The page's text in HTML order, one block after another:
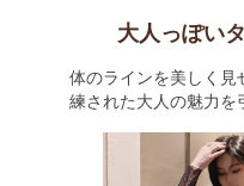
大人っぽい
体のラインを美しく見
練された大人の魅力を